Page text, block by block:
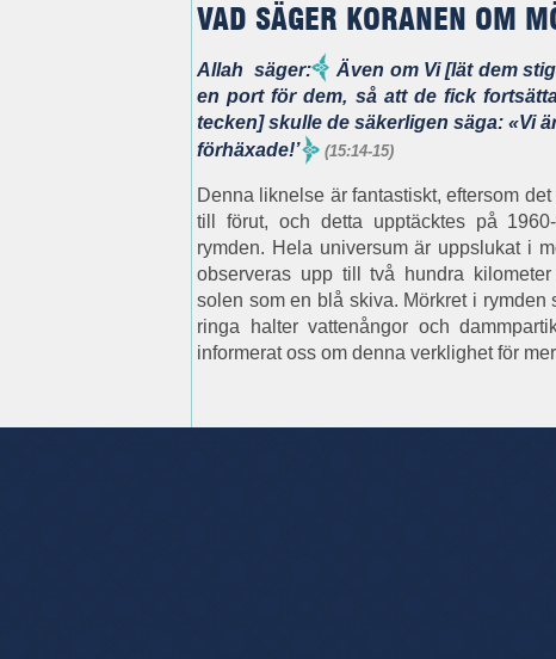
VAD SÄGER KORANEN OM
Allah säger:
Även om Vi [lät dem
en port för dem, så att de fick
tecken] skulle de säkerligen säga: «Vi
förhäxade!’
(15:14-15)
Denna liknelse är fantastiskt, eftersom
till förut, och detta upptäcktes på
rymden. Hela universum är uppslukat i
observeras upp till två hundra
solen som en blå skiva. Mörkret i
ringa halter vattenångor och
informerat oss om denna verklighet för